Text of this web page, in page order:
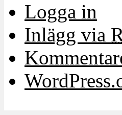
Logga in
Inlägg via